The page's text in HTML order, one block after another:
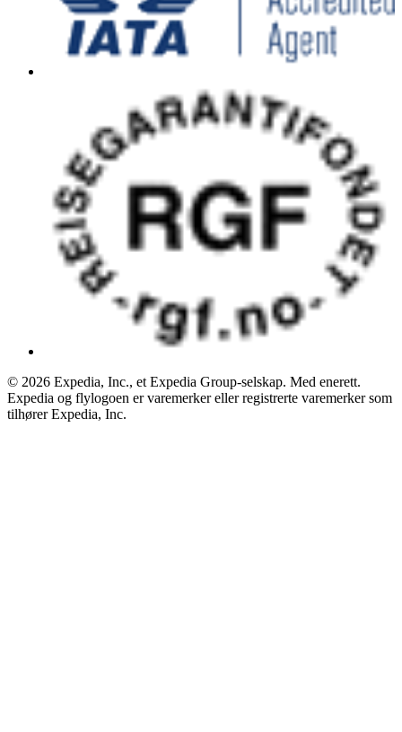
© 2026 Expedia, Inc., et Expedia Group-selskap. Med enerett.
Expedia og flylogoen er varemerker eller registrerte varemerker som
tilhører Expedia, Inc.